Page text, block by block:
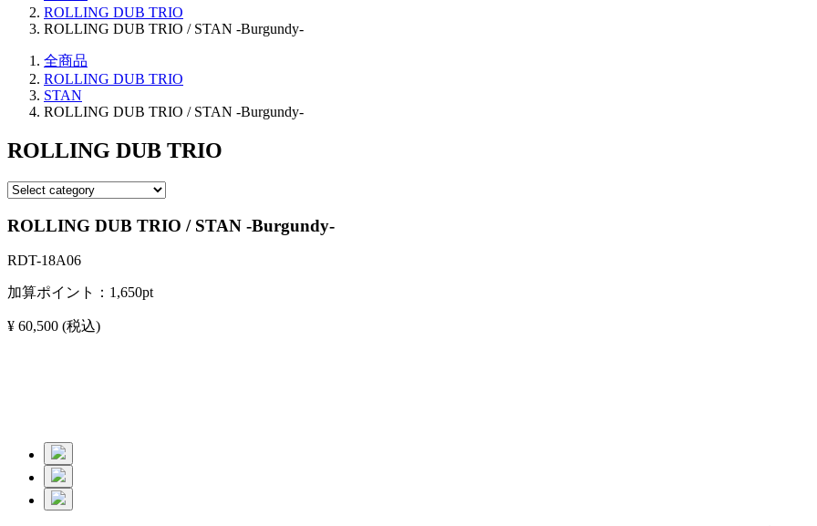
ROLLING DUB TRIO
ROLLING DUB TRIO / STAN -Burgundy-
全商品
ROLLING DUB TRIO
STAN
ROLLING DUB TRIO / STAN -Burgundy-
ROLLING DUB TRIO
ROLLING DUB TRIO / STAN -Burgundy-
RDT-18A06
加算ポイント： 1,650pt
¥ 60,500 (税込)